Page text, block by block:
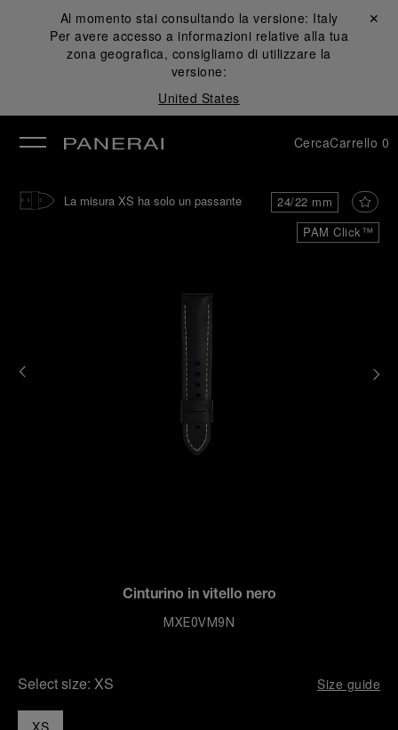
Al momento stai consultando la versione: Italy
Per avere accesso a informazioni relative alla tua
zona geografica, consigliamo di utilizzare la
versione:
United States
Chiudi ✕
CercaCarrello 0
PAM Click™
24/22 mm
La misura XS ha solo un passante
Cinturino in vitello nero
MXE0VM9N
Select size: XS Size guide
XS